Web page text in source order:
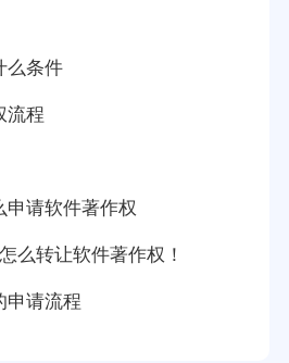
么条件
流程
申请软件著作权
么转让软件著作权！
申请流程